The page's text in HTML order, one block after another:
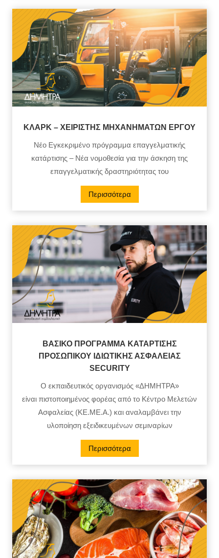
ΚΛΑΡΚ – ΧΕΙΡΙΣΤΗΣ ΜΗΧΑΝΗΜΑΤΩΝ ΕΡΓΟΥ
Νέο Εγκεκριμένο πρόγραμμα επαγγελματικής
κατάρτισης – Νέα νομοθεσία για την άσκηση της
επαγγελματικής δραστηριότητας του
Περισσότερα
ΒΑΣΙΚΟ ΠΡΟΓΡΑΜΜΑ ΚΑΤΑΡΤΙΣΗΣ
ΠΡΟΣΩΠΙΚΟΥ ΙΔΙΩΤΙΚΗΣ ΑΣΦΑΛΕΙΑΣ
SECURITY
Ο εκπαιδευτικός οργανισμός «ΔΗΜΗΤΡΑ»
είναι πιστοποιημένος φορέας από το Κέντρο Μελετών
Ασφαλείας (ΚΕ.ΜΕ.Α.) και αναλαμβάνει την
υλοποίηση εξειδικευμένων σεμιναρίων
Περισσότερα